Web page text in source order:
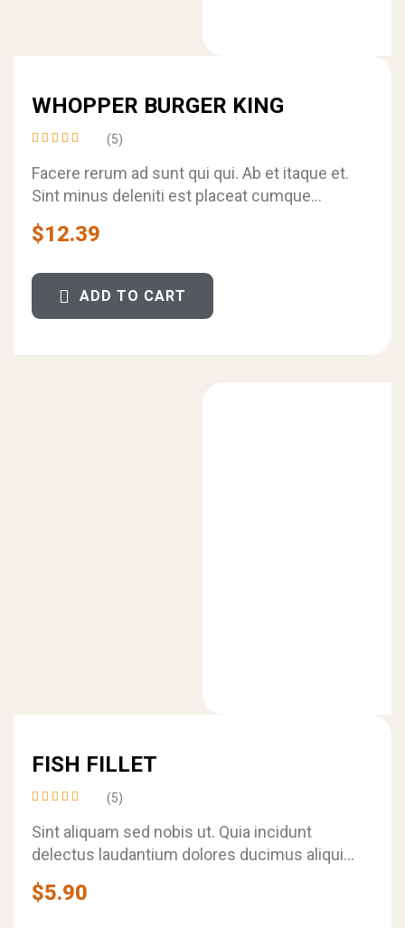
WHOPPER BURGER KING
4.40
out of
5
(5)
Facere rerum ad sunt qui qui. Ab et itaque et.
Sint minus deleniti est placeat cumque
$12.39
ADD TO CART
FISH FILLET
4.20
out of
5
(5)
Sint aliquam sed nobis ut. Quia incidunt
delectus laudantium dolores ducimus aliquid
Ea…
$5.90